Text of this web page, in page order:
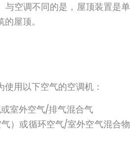
与空调不同的是，屋顶装置是单
屋顶。
用以下空气的空调机：
室外空气/排气混合气
）或循环空气/室外空气混合物